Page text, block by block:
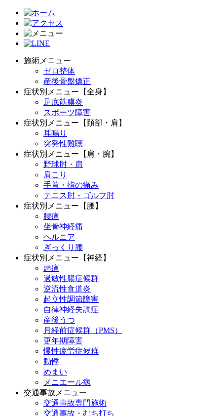
施術メニュー
ゼロ整体
産後骨盤矯正
症状別メニュー【全身】
足底筋膜炎
スポーツ障害
症状別メニュー【頚部・肩】
耳鳴り
突発性難聴
症状別メニュー【肩・腕】
野球肘・肩
肩こり
手首・指の痛み
テニス肘・ゴルフ肘
症状別メニュー【腰】
腰痛
坐骨神経痛
ヘルニア
ぎっくり腰
症状別メニュー【神経】
頭痛
過敏性腸症候群
逆流性食道炎
起立性調節障害
自律神経失調症
産後うつ
月経前症候群（PMS）
更年期障害
慢性疲労症候群
動悸
めまい
メニエール病
交通事故メニュー
交通事故専門施術
交通事故・むち打ち